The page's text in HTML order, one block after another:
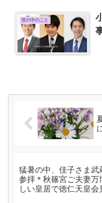
世の中のこと
猛暑の中、佳子さま武
参拝＊秋篠宮ご夫妻万
しい皇居で徳仁天皇会